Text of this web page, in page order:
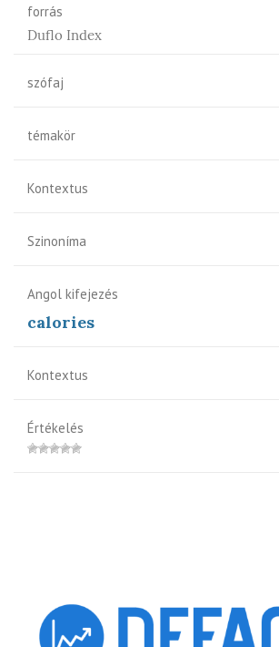
forrás
Duflo Index
szófaj
témakör
Kontextus
Szinoníma
Angol kifejezés
calories
Kontextus
Értékelés